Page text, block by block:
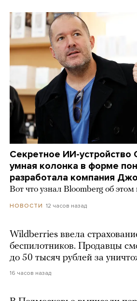
Секретное ИИ-устройство
умная колонка в форме
разработала компания
Вот что узнал Bloomberg об этом
НОВОСТИ 12 часов назад
Wildberries ввела
беспилотников. Продавцы
до 50 тысяч рублей за
16 часов назад